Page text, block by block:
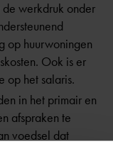
werkdruk onder
op huurwoningen
Ook is er
op het salaris.
in het primair en
afspraken te
voedsel dat